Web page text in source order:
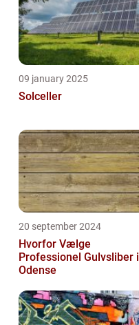
09 january 2025
Solceller
20 september 2024
Hvorfor Vælge
Professionel Gulvsliber i
Odense